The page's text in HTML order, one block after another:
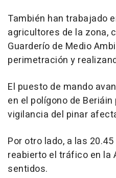
También han trabajado
agricultores de la zona,
Guarderío de Medio
perimetración y
El puesto de mando
en el polígono de
vigilancia del pinar
Por otro lado, a las
reabierto el tráfico en la
sentidos.